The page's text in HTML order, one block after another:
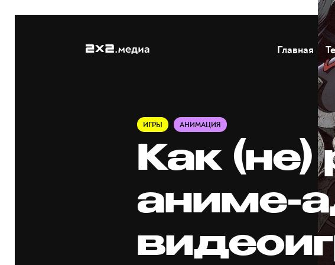
Главная
ИГРЫ АНИМАЦИЯ
Как (не)
аниме-